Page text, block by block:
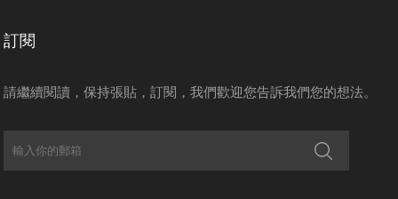
訂閱
請繼續閱讀，保持張貼，訂閱，我們歡迎您告訴我們您的想法。